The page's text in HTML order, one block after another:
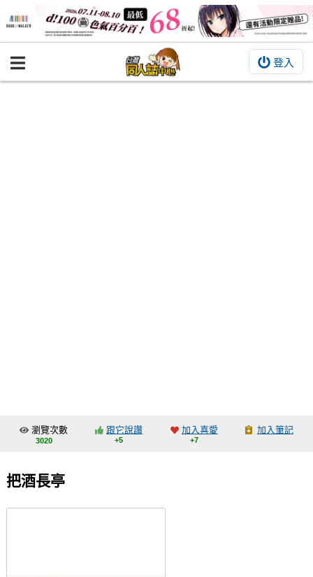
登入
BOOKY書集倉庫
交流中心
會員功能選單
瀏覽次數
3020
跟它說讚
+5
加入喜愛
+7
加入筆記
把酒長亭